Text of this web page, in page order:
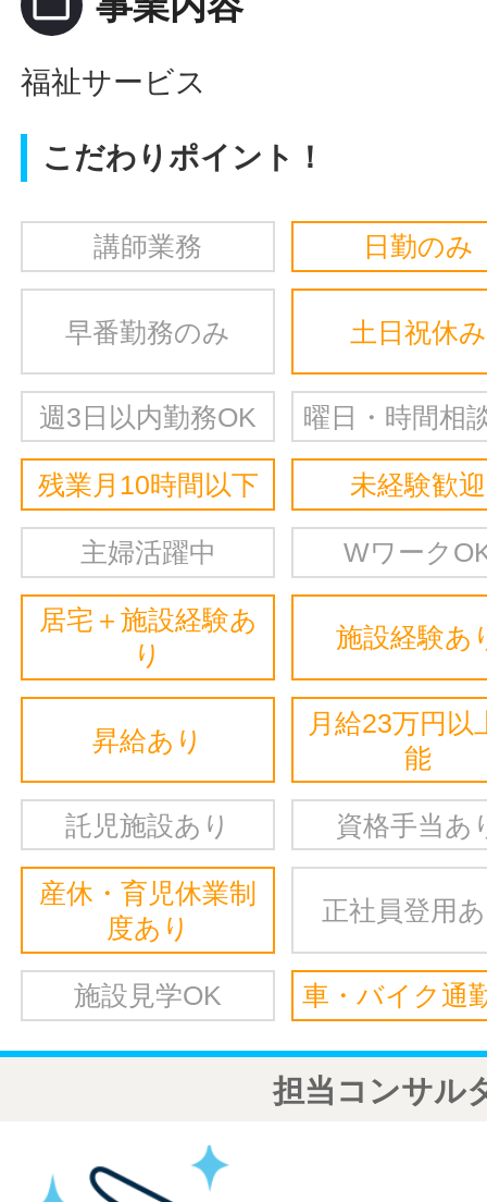
福祉サービス
こだわりポイント！
講師業務 日勤のみ
早番勤務のみ 土日祝休み
週3日以内勤務OK 曜日・時間相
残業月10時間以下 未経験歓迎
主婦活躍中 Wワーク
居宅＋施設経験あ
り
施設経験あ
昇給あり
月給23万円以
能
託児施設あり 資格手当あ
産休・育児休業制
度あり
正社員登用
施設見学OK 車・バイク通
担当コンサル